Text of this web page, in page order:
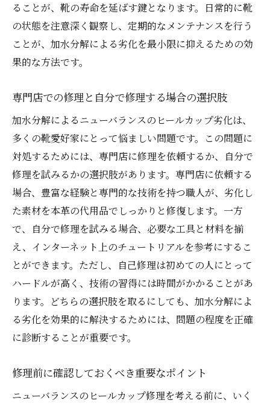
異なるモデルでの修理方法の違い
顧客の声と満足度のフィードバック
修理前後の比較と評価
本革以外の代用素材を使用した事例
修理にかかる費用と時間の実例
本革を使用したニューバランスのヒールカップ
修理のメリット
本革の耐久性と柔軟性の比較
環境に優しい修理方法としての本革
修理後の履き心地と外観の改善
多様なデザイン選択肢を活かす方法
長期使用におけるコストパフォーマンス
プロの技術者による品質保証の重要性
加水分解による劣化を防ぐ日常的なケア方法
日々のメンテナンスがもたらす効果
適切なクリーニングと乾燥方法
湿気対策としての保管方法の工夫
専用ケア用品の選び方と使い方
プロのアドバイスを受けるタイミング
ることが、靴の寿命を延ばす鍵となります。日常的に靴
の状態を注意深く観察し、定期的なメンテナンスを行う
ことが、加水分解による劣化を最小限に抑えるための効
果的な方法です。
専門店での修理と自分で修理する場合の選択肢
加水分解によるニューバランスのヒールカップ劣化は、
多くの靴愛好家にとって悩ましい問題です。この問題に
対処するためには、専門店に修理を依頼するか、自分で
修理を試みるかの選択肢があります。専門店に依頼する
場合、豊富な経験と専門的な技術を持つ職人が、劣化し
た素材を本革の代用品でしっかりと修復します。一方
で、自分で修理を試みる場合、必要な工具と材料を揃
え、インターネット上のチュートリアルを参考にするこ
とができます。ただし、自己修理は初めての人にとって
ハードルが高く、技術の習得には時間がかかることがあ
ります。どちらの選択肢を取るにしても、加水分解によ
る劣化を効果的に解決するためには、問題の程度を正確
に診断することが重要です。
修理前に確認しておくべき重要なポイント
ニューバランスのヒールカップ修理を考える前に、いく